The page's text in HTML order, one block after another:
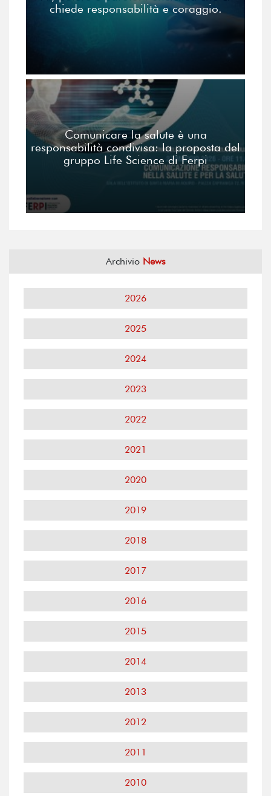
chiede responsabilità e coraggio.
Comunicare la salute è una
responsabilità condivisa: la proposta del
gruppo Life Science di Ferpi
Archivio News
2026
2025
2024
2023
2022
2021
2020
2019
2018
2017
2016
2015
2014
2013
2012
2011
2010